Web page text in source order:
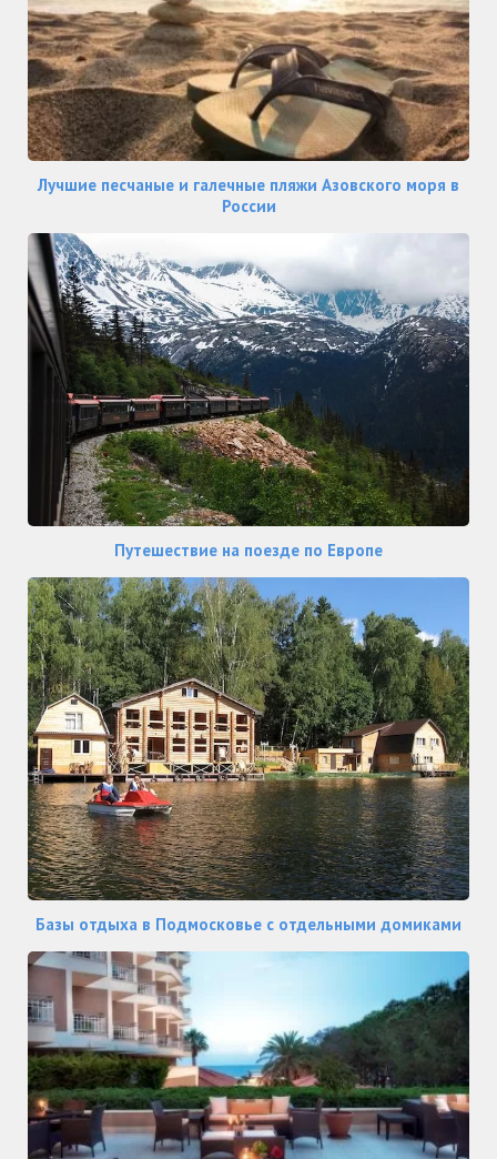
Лучшие песчаные и галечные пляжи Азовского моря в
России
Путешествие на поезде по Европе
Базы отдыха в Подмосковье с отдельными домиками